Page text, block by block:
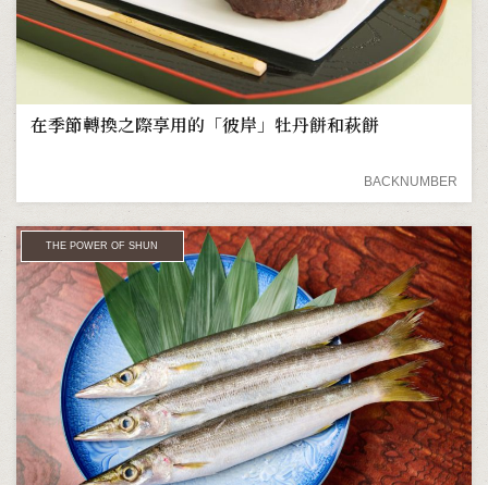
在季節轉換之際享用的「彼岸」牡丹餅和萩餅
BACKNUMBER
THE POWER OF SHUN